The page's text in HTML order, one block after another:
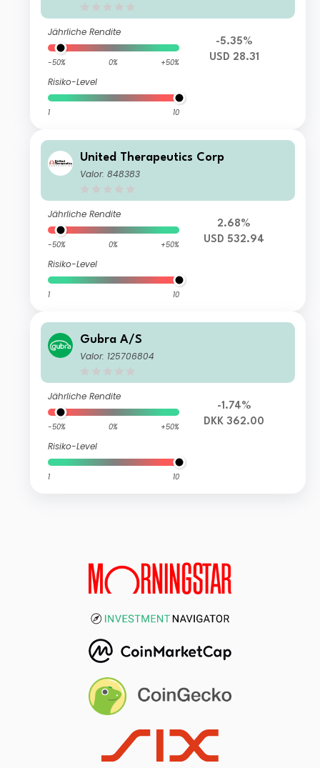
Jährliche Rendite
-50% 0% +50%
Risiko-Level
1 10
-5.35%
USD 28.31
United Therapeutics Corp
Valor: 848383
Jährliche Rendite
-50% 0% +50%
Risiko-Level
1 10
2.68%
USD 532.94
Gubra A/S
Valor: 125706804
Jährliche Rendite
-50% 0% +50%
Risiko-Level
1 10
-1.74%
DKK 362.00